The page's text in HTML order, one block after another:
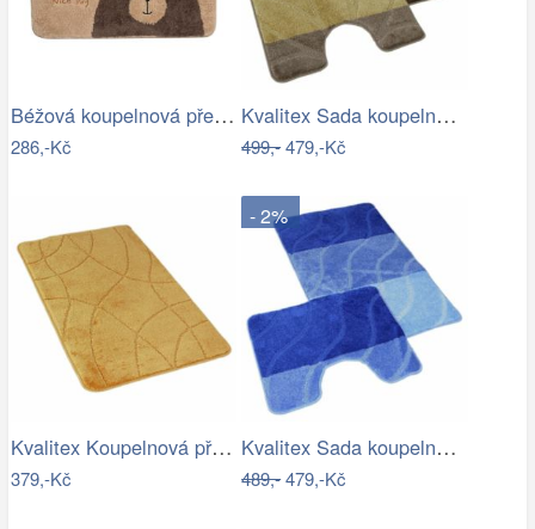
Béžová koupelnová předložka s medvídkem…
286,-Kč
Kvalitex Sada koupelnových předložek…
499,-479,-Kč
Kvalitex Koupelnová předložka Labyrint…
379,-Kč
- 2%
Kvalitex Sada koupelnových předložek…
489,-479,-Kč